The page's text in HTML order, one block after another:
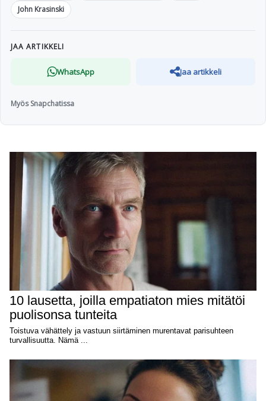
John Krasinski
JAA ARTIKKELI
WhatsApp Jaa artikkeli
Myös Snapchatissa